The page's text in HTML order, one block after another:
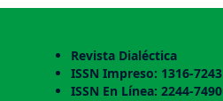
Revista Dialéctica
ISSN Impreso: 1316-7243
ISSN En Línea: 2244-7490